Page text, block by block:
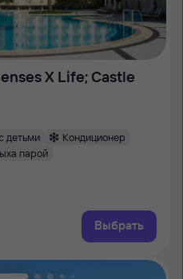
X Life; Castle
детьми
Кондиционер
парой
Выбрать